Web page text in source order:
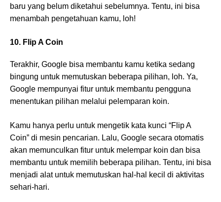
baru yang belum diketahui sebelumnya. Tentu, ini bisa
menambah pengetahuan kamu, loh!
10. Flip A Coin
Terakhir, Google bisa membantu kamu ketika sedang
bingung untuk memutuskan beberapa pilihan, loh. Ya,
Google mempunyai fitur untuk membantu pengguna
menentukan pilihan melalui pelemparan koin.
Kamu hanya perlu untuk mengetik kata kunci “Flip A
Coin” di mesin pencarian. Lalu, Google secara otomatis
akan memunculkan fitur untuk melempar koin dan bisa
membantu untuk memilih beberapa pilihan. Tentu, ini bisa
menjadi alat untuk memutuskan hal-hal kecil di aktivitas
sehari-hari.